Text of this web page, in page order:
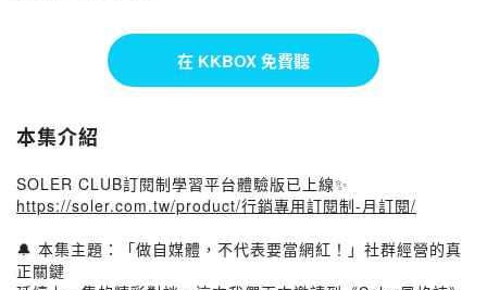
在 KKBOX 免費聽
本集介紹
SOLER CLUB訂閱制學習平台體驗版已上線✨
https://soler.com.tw/product/行銷專用訂閱制-月訂閱/
🔔 本集主題：「做自媒體，不代表要當網紅！」社群經營的真
正關鍵